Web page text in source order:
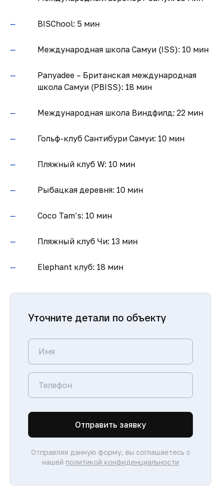
BISChool: 5 мин
Международная школа Самуи (ISS): 10 мин
Panyadee – Британская международная
школа Самуи (PBISS): 18 мин
Международная школа Виндфилд: 22 мин
Гольф-клуб Сантибури Самуи: 10 мин
Пляжный клуб W: 10 мин
Рыбацкая деревня: 10 мин
Coco Tam’s: 10 мин
Пляжный клуб Чи: 13 мин
Elephant клуб: 18 мин
Уточните детали по объекту
Отправить заявку
Отправляя данную форму, вы соглашаетесь с
нашей политикой конфиденциальности